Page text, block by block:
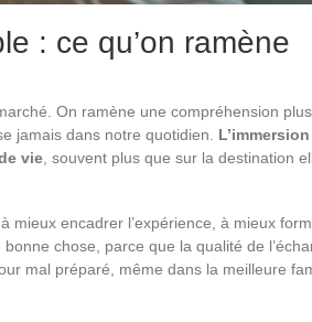
: ce qu’on ramène
On ramène une compréhension plus
jamais dans notre quotidien. L’immersion
vie , souvent plus que sur la destination
mieux encadrer l’expérience, à mieux
chose, parce que la qualité de
mal préparé, même dans la meilleure